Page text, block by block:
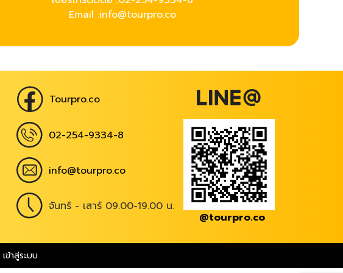
Email :info@tourpro.co
Tourpro.co
02-254-9334-8
info@tourpro.co
จันทร์ - เสาร์ 09.00-19.00 น.
@tourpro.co
เข้าสู่ระบบ